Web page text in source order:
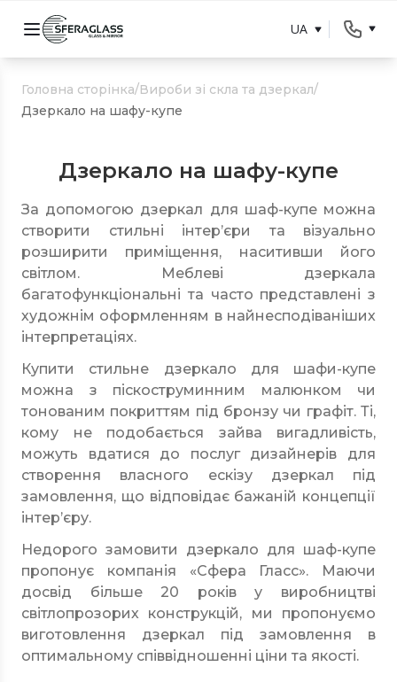
UA
Головна сторінка/Вироби зі скла та дзеркал/
Дзеркало на шафу-купе
Дзеркало на шафу-купе
За допомогою дзеркал для шаф-купе можна
створити стильні інтер’єри та візуально
розширити приміщення, наситивши його
світлом. Меблеві дзеркала
багатофункціональні та часто представлені з
художнім оформленням в найнесподіваніших
інтерпретаціях.
Купити стильне дзеркало для шафи-купе
можна з піскоструминним малюнком чи
тонованим покриттям під бронзу чи графіт. Ті,
кому не подобається зайва вигадливість,
можуть вдатися до послуг дизайнерів для
створення власного ескізу дзеркал під
замовлення, що відповідає бажаній концепції
інтер’єру.
Недорого замовити дзеркало для шаф-купе
пропонує компанія «Сфера Гласс». Маючи
досвід більше 20 років у виробництві
світлопрозорих конструкцій, ми пропонуємо
виготовлення дзеркал під замовлення в
оптимальному співвідношенні ціни та якості.